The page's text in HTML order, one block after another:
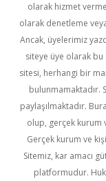
olarak hizmet
olarak denetleme
Ancak, üyelerimiz
siteye üye olarak bu
sitesi, herhangi bir
bulunmamaktadır.
paylaşılmaktadır.
olup, gerçek kurum
Gerçek kurum ve
Sitemiz, kar amacı
platformudur.